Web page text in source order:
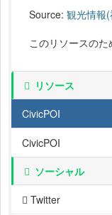
Source: 観光情報
このリソースの
リソース
CivicPOI
CivicPOI
ソーシャル
Twitter